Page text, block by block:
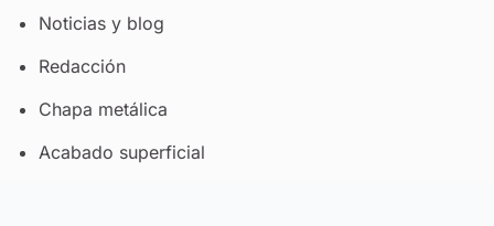
Noticias y blog
Redacción
Chapa metálica
Acabado superficial